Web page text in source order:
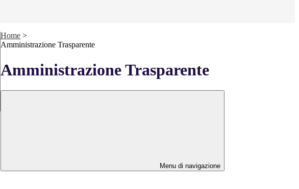
Home >
Amministrazione Trasparente
Amministrazione Trasparente
Menu di navigazione